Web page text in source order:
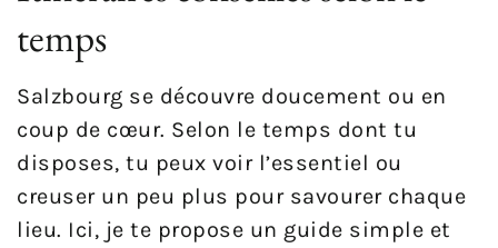
temps
Salzbourg se découvre doucement ou en
coup de cœur. Selon le temps dont tu
disposes, tu peux voir l’essentiel ou
creuser un peu plus pour savourer chaque
lieu. Ici, je te propose un guide simple et